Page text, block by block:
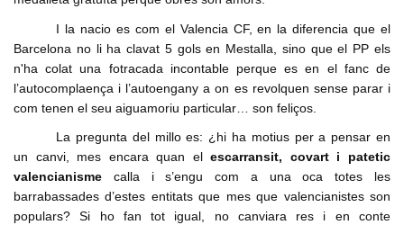
I la nacio es com el Valencia CF, en la diferencia que el
Barcelona no li ha clavat 5 gols en Mestalla, sino que el PP els
n'ha colat una fotracada incontable perque es en el fanc de
l’autocomplaença i l’autoengany a on es revolquen sense parar i
com tenen el seu aiguamoriu particular… son feliços.
La pregunta del millo es: ¿hi ha motius per a pensar en
un canvi, mes encara quan elescarransit, covart i patetic
valencianisme calla i s’engu com a una oca totes les
barrabassades d’estes entitats que mes que valencianistes son
populars? Si ho fan tot igual, no canviara res i en conte